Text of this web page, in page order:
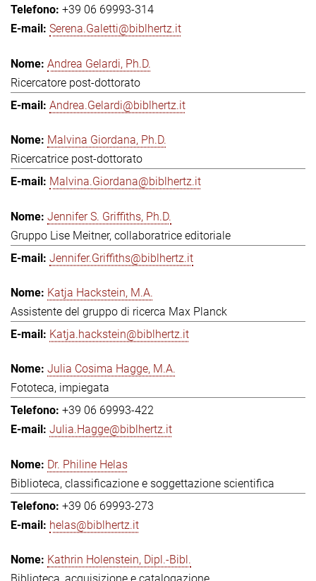
+39 06 69993-314
Serena.Galetti@biblhertz.it
Andrea Gelardi, Ph.D.
Ricercatore post-dottorato
Andrea.Gelardi@biblhertz.it
Malvina Giordana, Ph.D.
Ricercatrice post-dottorato
Malvina.Giordana@biblhertz.it
Jennifer S. Griffiths, Ph.D.
Gruppo Lise Meitner, collaboratrice editoriale
Jennifer.Griffiths@biblhertz.it
Katja Hackstein, M.A.
Assistente del gruppo di ricerca Max Planck
Katja.hackstein@biblhertz.it
Julia Cosima Hagge, M.A.
Fototeca, impiegata
+39 06 69993-422
Julia.Hagge@biblhertz.it
Dr. Philine Helas
Biblioteca, classificazione e soggettazione scientifica
+39 06 69993-273
helas@biblhertz.it
Kathrin Holenstein, Dipl.-Bibl.